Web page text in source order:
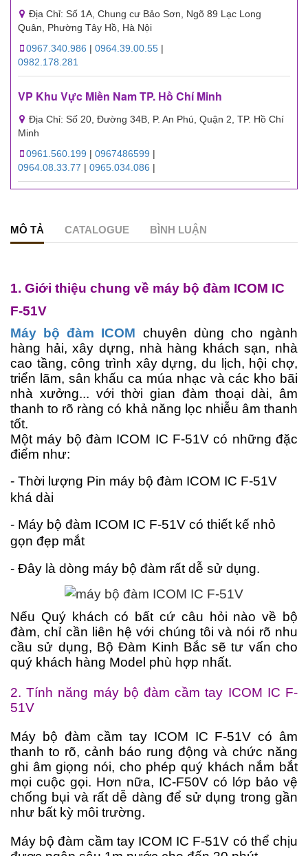
Địa Chỉ: Số 1A, Chung cư Bảo Sơn, Ngõ 89 Lạc Long
Quân, Phường Tây Hồ, Hà Nội
0967.340.986 | 0964.39.00.55 |
0982.178.281
VP Khu Vực Miền Nam TP. Hồ Chí Minh
Địa Chỉ: Số 20, Đường 34B, P. An Phú, Quận 2, TP. Hồ Chí
Minh
0961.560.199 | 0967486599 |
0964.08.33.77 | 0965.034.086 |
MÔ TẢ CATALOGUE BÌNH LUẬN
1. Giới thiệu chung về máy bộ đàm ICOM IC
F-51V
Máy bộ đàm ICOM chuyên dùng cho ngành
hàng hải, xây dựng, nhà hàng khách sạn, nhà
cao tầng, công trình xây dựng, du lịch, hội chợ,
triển lãm, sân khấu ca múa nhạc và các kho bãi
nhà xưởng... với thời gian đàm thoại dài, âm
thanh to rõ ràng có khả năng lọc nhiễu âm thanh
tốt.
Một máy bộ đàm ICOM IC F-51V có nhữngđặc
điểm như:
- Thời lượng Pin máy bộ đàm ICOM IC F-51V
khá dài
- Máy bộ đàm ICOM IC F-51V có thiết kế nhỏ
gọn đẹp mắt
- Đây là dòng máy bộ đàm rất dễ sử dụng.
Nếu Quý khách có bất cứ câu hỏi nào về bộ
đàm, chỉ cần liên hệ với chúng tôi và nói rõ nhu
cầu sử dụng, Bộ Đàm Kinh Bắc sẽ tư vấn cho
quý khách hàng Model phù hợp nhất.
2. Tính năng máy bộ đàm cầm tay ICOM IC F-
51V
Máy bộ đàm cầm tay ICOM IC F-51V có âm
thanh to rõ, cảnh báo rung động và chức năng
ghi âm giọng nói, cho phép quý khách nắm bắt
mọi cuộc gọi. Hơn nữa, IC-F50V có lớp bảo vệ
chống bụi và rất dễ dàng để sử dụng trong gần
như bất kỳ môi trường.
Máy bộ đàm cầm tay ICOM IC F-51V có thể chịu